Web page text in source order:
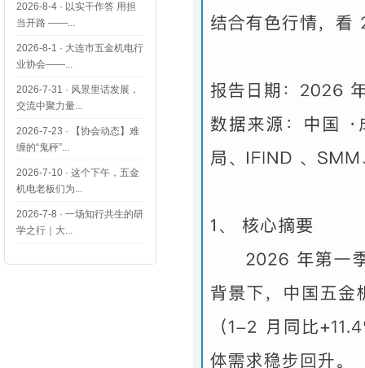
2026-8-4 · 以实干作答 用担
当开路 ——...
2026-8-1 · 大连市五金机电行
业协会——...
2026-7-31 · 风景里话发展，
交流中聚力量...
2026-7-23 ·
【协会动态】难
缠的“鬼秤”...
2026-7-10 · 这个下午，五金
机电老板们为...
2026-7-8 · 一场知行共生的研
学之行｜大...